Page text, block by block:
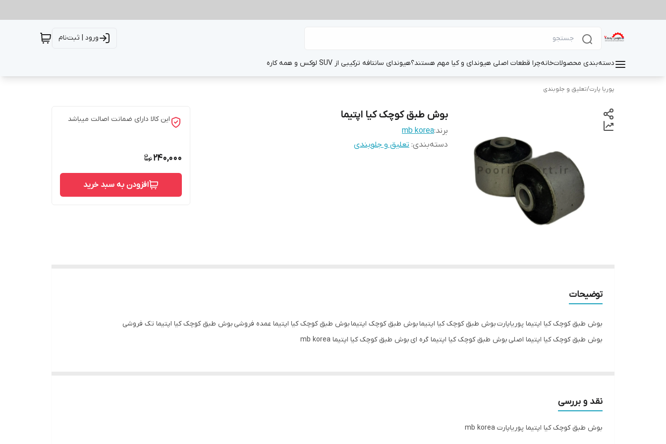
ورود | ثبت‌نام
دسته‌بندی محصولاتخانهچرا قطعات اصلی هیوندای و کیا مهم هستند؟هیوندای سانتافه ترکیبی از SUV لوکس و همه کاره
پوریا پارت/تعلیق و جلوبندی
بوش طبق کوچک کیا اپتیما
برند:mb korea
دسته‌بندی: تعلیق و جلوبندی
این کالا دارای ضمانت اصالت میباشد
240,000
افزودن به سبد خرید
توضیحات
بوش طبق کوچک کیا اپتیما پوریاپارت بوش طبق کوچک کیا اپتیما بوش طبق کوچک اپتیما بوش طبق کوچک کیا اپتیما عمده فروشی بوش طبق کوچک کیا اپتیما تک فروشی
بوش طبق کوچک کیا اپتیما اصلی بوش طبق کوچک کیا اپتیما گره ای بوش طبق کوچک کیا اپتیما mb korea
نقد و بررسی
بوش طبق کوچک کیا اپتیما پوریاپارت mb korea